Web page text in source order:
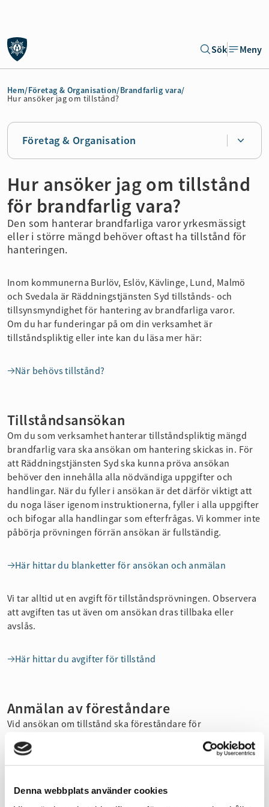
Denna webbplats använder cookies
Sök Meny
Hem/Företag & Organisation/Brandfarlig vara/
Hur ansöker jag om tillstånd?
Företag & Organisation
Hur ansöker jag om tillstånd
för brandfarlig vara?
Den som hanterar brandfarliga varor yrkesmässigt
eller i större mängd behöver oftast ha tillstånd för
hanteringen.
Inom kommunerna Burlöv, Eslöv, Kävlinge, Lund, Malmö
och Svedala är Räddningstjänsten Syd tillstånds- och
tillsynsmyndighet för hantering av brandfarliga varor.
Om du har funderingar på om din verksamhet är
tillståndspliktig eller inte kan du läsa mer här:
När behövs tillstånd?
Tillståndsansökan
Om du som verksamhet hanterar tillståndspliktig mängd
brandfarlig vara ska ansökan om hantering skickas in. För
att Räddningstjänsten Syd ska kunna pröva ansökan
behöver den innehålla alla nödvändiga uppgifter och
handlingar. När du fyller i ansökan är det därför viktigt att
du noga läser igenom instruktionerna, fyller i alla uppgifter
och bifogar alla handlingar som efterfrågas. Vi kommer inte
påbörja prövningen förrän ansökan är fullständig.
Här hittar du blanketter för ansökan och anmälan
Vi tar alltid ut en avgift för tillståndsprövningen. Observera
att avgiften tas ut även om ansökan dras tillbaka eller
avslås.
Här hittar du avgifter för tillstånd
Anmälan av föreståndare
Vid ansökan om tillstånd ska föreståndare för
enligt ovan. Om du däremot har ett giltigt tillstånd men ska
ansöka om en ny föreståndare görs detta på separat
En föreståndare ska ha tillräcklig kompetens och de